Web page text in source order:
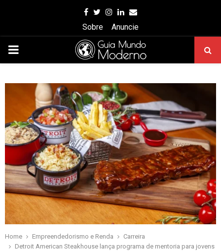
Facebook
Twitter
Instagram
Linkedin
Email
Sobre
Anuncie
PRIMARY
Home Empreendedorismo e Renda
Carreira
Detroit American Steakhouse lança programa de mentoria para jovens